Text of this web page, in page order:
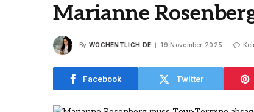
Marianne
By WOCHENTLICH.DE 19 November 2025
Facebook Twitter